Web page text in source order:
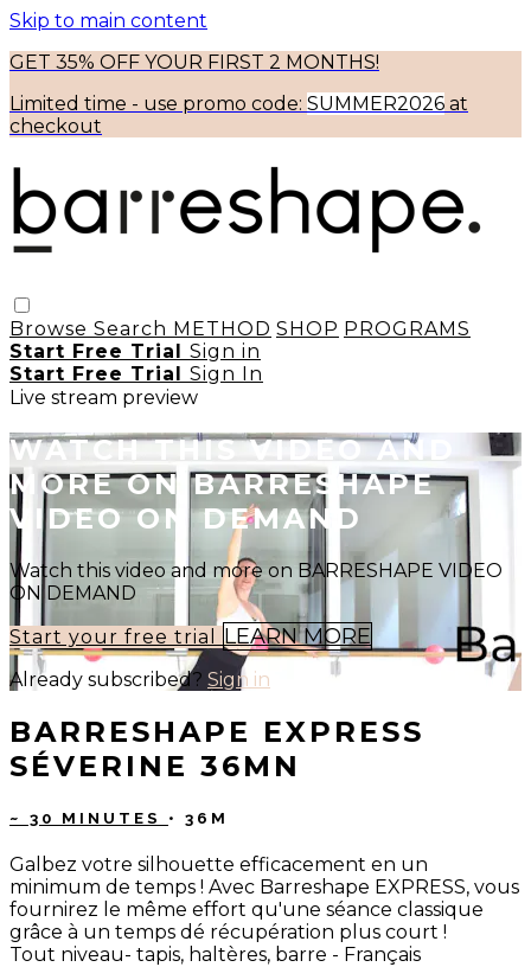
Skip to main content
GET 35% OFF YOUR FIRST 2 MONTHS!
Limited time - use promo code: SUMMER2026 at
checkout
Browse Search METHOD SHOP PROGRAMS
Start Free Trial Sign in
Start Free Trial Sign In
Live stream preview
WATCH THIS VIDEO AND
MORE ON BARRESHAPE
VIDEO ON DEMAND
Watch this video and more on BARRESHAPE VIDEO
ON DEMAND
Start your free trial LEARN MORE
Already subscribed? Sign in
BARRESHAPE EXPRESS
SÉVERINE 36MN
~ 30 MINUTES • 36M
Galbez votre silhouette efficacement en un
minimum de temps ! Avec Barreshape EXPRESS, vous
fournirez le même effort qu'une séance classique
grâce à un temps dé récupération plus court !
Tout niveau- tapis, haltères, barre - Français